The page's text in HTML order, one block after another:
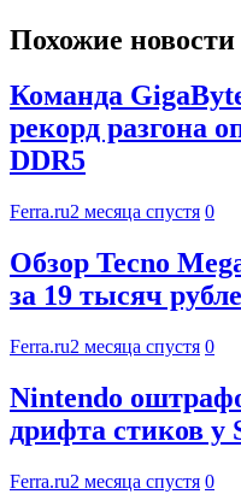
Похожие новости
Команда
рекорд разгона
DDR5
Ferra.ru2 месяца спустя 0
Обзор Tecno
за 19 тысяч
Ferra.ru2 месяца спустя 0
Nintendo
дрифта стиков у
Ferra.ru2 месяца спустя 0